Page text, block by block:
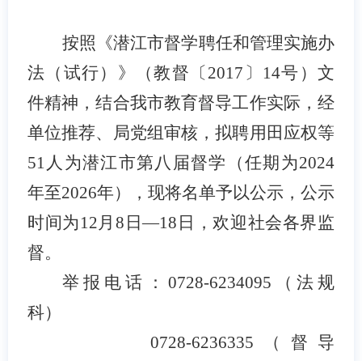
按照《潜江市督学聘任和管理实施办
法（试行）》（教督〔 2017 〕 14号 ）文
件精神，结合我市教育督导工作实际，经
单位推荐、局党组审核，拟聘用 田应权等
51 人为潜江市第八届督学（任期为2024
年至2026年）
，现将名单予以公示，公示
时间为 12月8日—18 日，欢迎社会各界监
督。
举报电话
： 0728-6234095（法规
科）
0728-6236335（督导